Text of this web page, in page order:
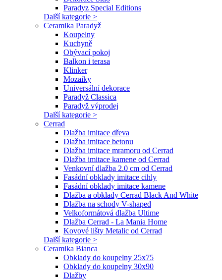
Paradyz Special Editions
Další kategorie >
Ceramika Paradyž
Koupelny
Kuchyně
Obývací pokoj
Balkon i terasa
Klinker
Mozaiky
Universální dekorace
Paradyž Classica
Paradyž výprodej
Další kategorie >
Cerrad
Dlažba imitace dřeva
Dlažba imitace betonu
Dlažba imitace mramoru od Cerrad
Dlažba imitace kamene od Cerrad
Venkovní dlažba 2.0 cm od Cerrad
Fasádní obklady imitace cihly
Fasádní obklady imitace kamene
Dlažba a obklady Cerrad Black And White
Dlažba na schody V-shaped
Velkoformátová dlažba Ultime
Dlažba Cerrad - La Mania Home
Kovové lišty Metalic od Cerrad
Další kategorie >
Ceramika Bianca
Obklady do koupelny 25x75
Obklady do koupelny 30x90
Dlažby